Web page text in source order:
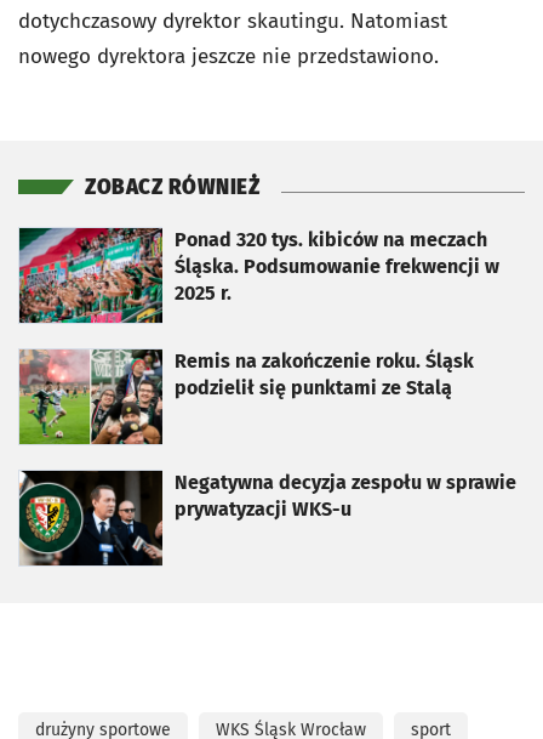
dotychczasowy dyrektor skautingu. Natomiast
nowego dyrektora jeszcze nie przedstawiono.
ZOBACZ RÓWNIEŻ
Ponad 320 tys. kibiców na meczach
Śląska. Podsumowanie frekwencji w
2025 r.
otworzy się w nowej karcie
Remis na zakończenie roku. Śląsk
podzielił się punktami ze Stalą
otworzy się w nowej karcie
Negatywna decyzja zespołu w sprawie
prywatyzacji WKS-u
otworzy się w nowej karcie
drużyny sportowe WKS Śląsk Wrocław sport